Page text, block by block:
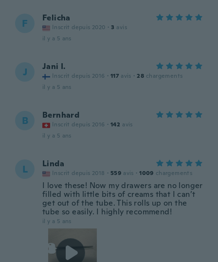
F Felicha
Inscrit depuis 2020 · 3 avis
il y a 5 ans
J Jani I.
Inscrit depuis 2016 · 117 avis · 28 chargements
il y a 5 ans
B Bernhard
Inscrit depuis 2016 · 142 avis
il y a 5 ans
L Linda
Inscrit depuis 2018 · 559 avis · 1009 chargements
I love these! Now my drawers are no longer
filled with little bits of creams that I can’t
get out of the tube. This rolls up on the
tube so easily. I highly recommend!
il y a 5 ans